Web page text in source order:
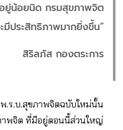
ยู่น้อยนิด กรมสุขภาพจิต
มีประสิทธิภาพมากยิ่งขึ้น”
สิริลภัส กองตระการ
.ร.บ.สุขภาพจิตฉบับใหม่นั้น
าพจิต ที่มีอยู่ตอนนี้ส่วนใหญ่